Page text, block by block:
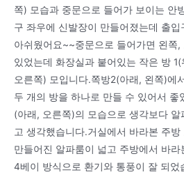
쪽) 모습과 중문으로 들어가 보이는 안
구 좌우에 신발장이 만들어졌는데 출
아쉬웠어요~~중문으로 들어가면 왼쪽,
있었는데 화장실과 붙어있는 작은 방
오른쪽) 모입니다.쪽방2(아래, 왼쪽)에
두 개의 방을 하나로 만들 수 있어서 좋
(아래, 오른쪽)의 모습으로 생각보다
고 생각했습니다.거실에서 바라본 주
만들어진 알파룸이 넓고 주방에서 바
4베이 방식으로 환기와 통풍이 잘 되